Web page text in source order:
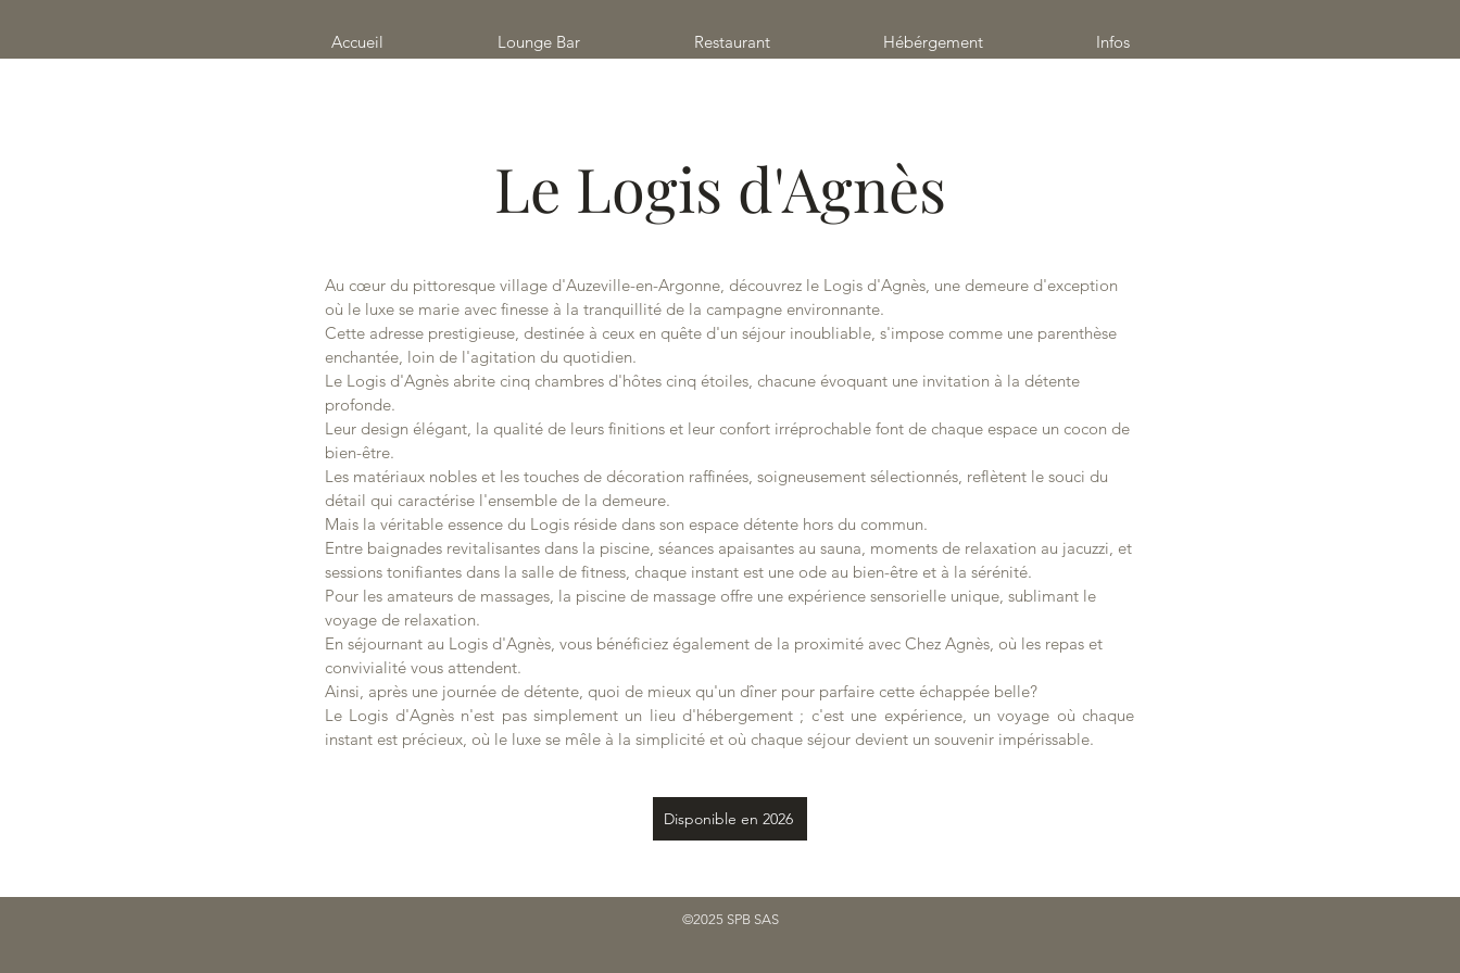
Accueil Lounge Bar Restaurant Hébérgement Infos
Le Logis d'Agnès
Au cœur du pittoresque village d'Auzeville-en-Argonne, découvrez le Logis d'Agnès, une demeure d'exception
où le luxe se marie avec finesse à la tranquillité de la campagne environnante.
Cette adresse prestigieuse, destinée à ceux en quête d'un séjour inoubliable, s'impose comme une parenthèse
enchantée, loin de l'agitation du quotidien.
Le Logis d'Agnès abrite cinq chambres d'hôtes cinq étoiles, chacune évoquant une invitation à la détente
profonde.
Leur design élégant, la qualité de leurs finitions et leur confort irréprochable font de chaque espace un cocon de
bien-être.
Les matériaux nobles et les touches de décoration raffinées, soigneusement sélectionnés, reflètent le souci du
détail qui caractérise l'ensemble de la demeure.
Mais la véritable essence du Logis réside dans son espace détente hors du commun.
Entre baignades revitalisantes dans la piscine, séances apaisantes au sauna, moments de relaxation au jacuzzi, et
sessions tonifiantes dans la salle de fitness, chaque instant est une ode au bien-être et à la sérénité.
Pour les amateurs de massages, la piscine de massage offre une expérience sensorielle unique, sublimant le
voyage de relaxation.
En séjournant au Logis d'Agnès, vous bénéficiez également de la proximité avec Chez Agnès, où les repas et
convivialité vous attendent.
Ainsi, après une journée de détente, quoi de mieux qu'un dîner pour parfaire cette échappée belle?
Le Logis d'Agnès n'est pas simplement un lieu d'hébergement ; c'est une expérience, un voyage où chaque
instant est précieux, où le luxe se mêle à la simplicité et où chaque séjour devient un souvenir impérissable.
Disponible en 2026
©2025 SPB SAS